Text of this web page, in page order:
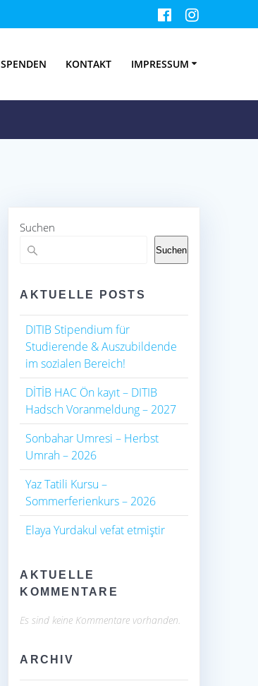
SPENDEN KONTAKT IMPRESSUM
Suchen
Suchen
AKTUELLE POSTS
DITIB Stipendium für
Studierende & Auszubildende
im sozialen Bereich!
DİTİB HAC Ön kayıt – DITIB
Hadsch Voranmeldung – 2027
Sonbahar Umresi – Herbst
Umrah – 2026
Yaz Tatili Kursu –
Sommerferienkurs – 2026
Elaya Yurdakul vefat etmiştir
AKTUELLE
KOMMENTARE
Es sind keine Kommentare vorhanden.
ARCHIV